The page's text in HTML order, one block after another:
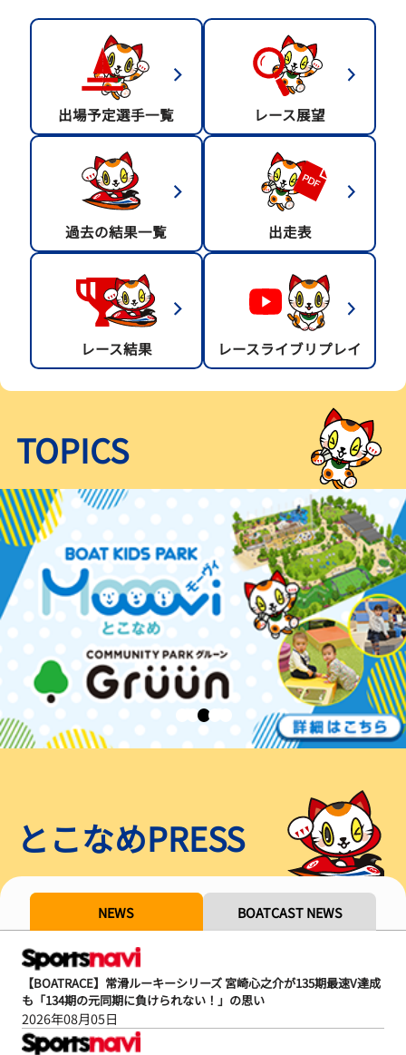
出場予定選手一覧 レース展望
過去の結果一覧 出走表
レース結果 レースライブリプレイ
TOPICS
とこなめPRESS
NEWS BOATCAST NEWS
【BOATRACE】常滑ルーキーシリーズ 宮崎心之介が135期最速V達成
も「134期の元同期に負けられない！」の思い
2026年08月05日